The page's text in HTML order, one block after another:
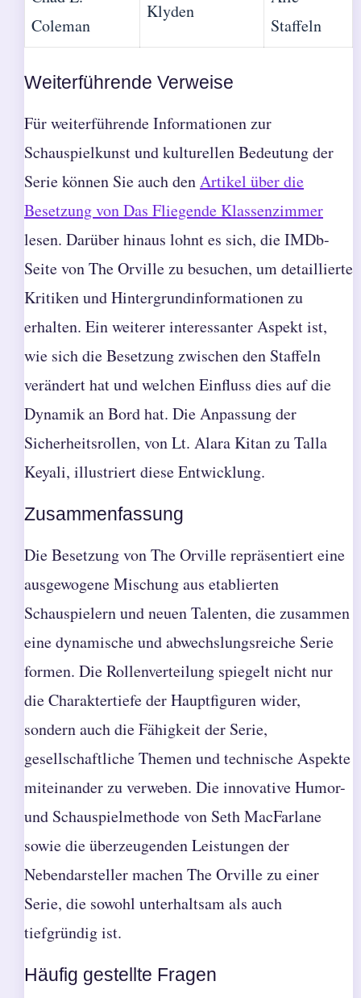
Coleman
Klyden
Staffeln
Weiterführende Verweise
Für weiterführende Informationen zur
Schauspielkunst und kulturellen Bedeutung der
Serie können Sie auch denArtikel über die
Besetzung von Das Fliegende Klassenzimmer
lesen. Darüber hinaus lohnt es sich, die IMDb-
Seite von The Orville zu besuchen, um detaillierte
Kritiken und Hintergrundinformationen zu
erhalten. Ein weiterer interessanter Aspekt ist,
wie sich die Besetzung zwischen den Staffeln
verändert hat und welchen Einfluss dies auf die
Dynamik an Bord hat. Die Anpassung der
Sicherheitsrollen, von Lt. Alara Kitan zu Talla
Keyali, illustriert diese Entwicklung.
Zusammenfassung
Die Besetzung von The Orville repräsentiert eine
ausgewogene Mischung aus etablierten
Schauspielern und neuen Talenten, die zusammen
eine dynamische und abwechslungsreiche Serie
formen. Die Rollenverteilung spiegelt nicht nur
die Charaktertiefe der Hauptfiguren wider,
sondern auch die Fähigkeit der Serie,
gesellschaftliche Themen und technische Aspekte
miteinander zu verweben. Die innovative Humor-
und Schauspielmethode von Seth MacFarlane
sowie die überzeugenden Leistungen der
Nebendarsteller machen The Orville zu einer
Serie, die sowohl unterhaltsam als auch
tiefgründig ist.
Häufig gestellte Fragen